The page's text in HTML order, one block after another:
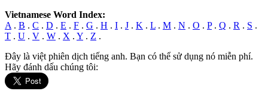
Vietnamese Word Index:
A . B . C . D . E . F . G . H . I . J . K . L . M . N . O . P. Q . R . S .
T . U . V . W . X . Y . Z .
Đây là việt phiên dịch tiếng anh. Bạn có thể sử dụng nó miễn phí.
Hãy đánh dấu chúng tôi: